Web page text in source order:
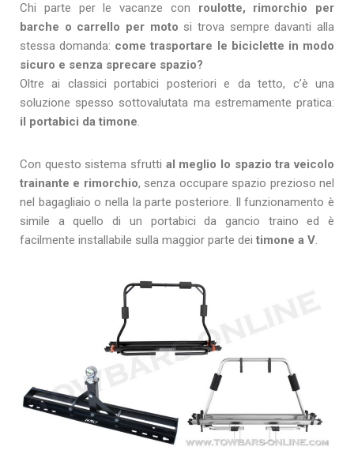
Chi parte per le vacanze con roulotte, rimorchio per
barche o carrello per moto si trova sempre davanti alla
stessa domanda: come trasportare le biciclette in modo
sicuro e senza sprecare spazio?
Oltre ai classici portabici posteriori e da tetto, c’è una
soluzione spesso sottovalutata ma estremamente pratica:
il portabici da timone.
Con questo sistema sfrutti al meglio lo spazio tra veicolo
trainante e rimorchio, senza occupare spazio prezioso nel
nel bagagliaio o nella la parte posteriore. Il funzionamento è
simile a quello di un portabici da gancio traino ed è
facilmente installabile sulla maggior parte dei timone a V.